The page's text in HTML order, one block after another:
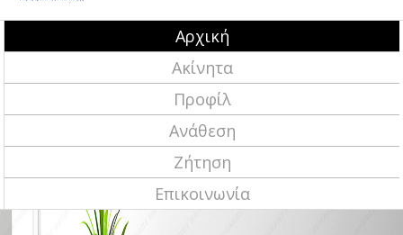
Αρχική
Ακίνητα
Προφίλ
Ανάθεση
Ζήτηση
Επικοινωνία